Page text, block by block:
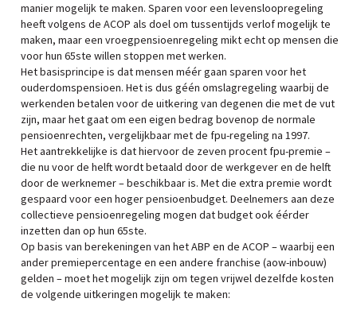
manier mogelijk te maken. Sparen voor een levensloopregeling
heeft volgens de ACOP als doel om tussentijds verlof mogelijk te
maken, maar een vroegpensioenregeling mikt echt op mensen die
voor hun 65ste willen stoppen met werken.
Het basisprincipe is dat mensen méér gaan sparen voor het
ouderdomspensioen. Het is dus géén omslagregeling waarbij de
werkenden betalen voor de uitkering van degenen die met de vut
zijn, maar het gaat om een eigen bedrag bovenop de normale
pensioenrechten, vergelijkbaar met de fpu-regeling na 1997.
Het aantrekkelijke is dat hiervoor de zeven procent fpu-premie –
die nu voor de helft wordt betaald door de werkgever en de helft
door de werknemer – beschikbaar is. Met die extra premie wordt
gespaard voor een hoger pensioenbudget. Deelnemers aan deze
collectieve pensioenregeling mogen dat budget ook éérder
inzetten dan op hun 65ste.
Op basis van berekeningen van het ABP en de ACOP – waarbij een
ander premiepercentage en een andere franchise (aow-inbouw)
gelden – moet het mogelijk zijn om tegen vrijwel dezelfde kosten
de volgende uitkeringen mogelijk te maken: